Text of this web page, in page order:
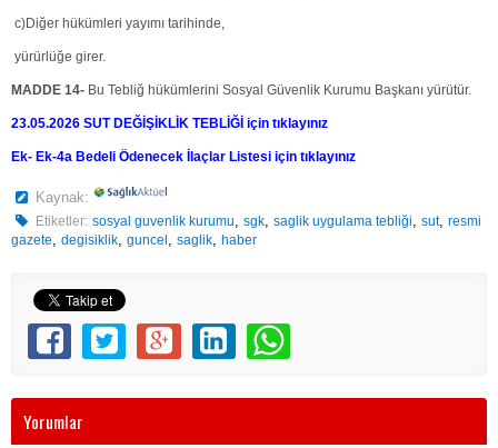
c)Diğer hükümleri yayımı tarihinde,
yürürlüğe girer.
MADDE 14- Bu Tebliğ hükümlerini Sosyal Güvenlik Kurumu Başkanı yürütür.
23.05.2026 SUT DEĞİŞİKLİK TEBLİĞİ için tıklayınız
Ek- Ek-4a Bedeli Ödenecek İlaçlar Listesi için tıklayınız
Kaynak:
Etiketler: sosyal guvenlik kurumu,sgk,saglik uygulama tebliği,sut,resmi
gazete, degisiklik, guncel , saglik, haber
Yorumlar